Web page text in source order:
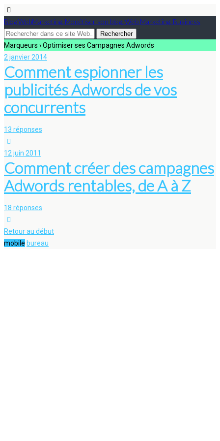
Blog WebMarketing, Monétiser son blog, Web Marketing, Business
Marqueurs › Optimiser ses Campagnes Adwords
2 janvier 2014
Comment espionner les
publicités Adwords de vos
concurrents
13 réponses
12 juin 2011
Comment créer des campagnes
Adwords rentables, de A à Z
18 réponses
Retour au début
mobile bureau